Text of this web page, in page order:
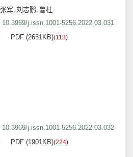
张军, 刘志鹏, 鲁柱
10.3969/j.issn.1001-5256.2022.03.031
PDF (2631KB)(113)
10.3969/j.issn.1001-5256.2022.03.032
PDF (1901KB)(224)